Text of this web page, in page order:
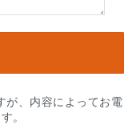
が、内容によってお電
。